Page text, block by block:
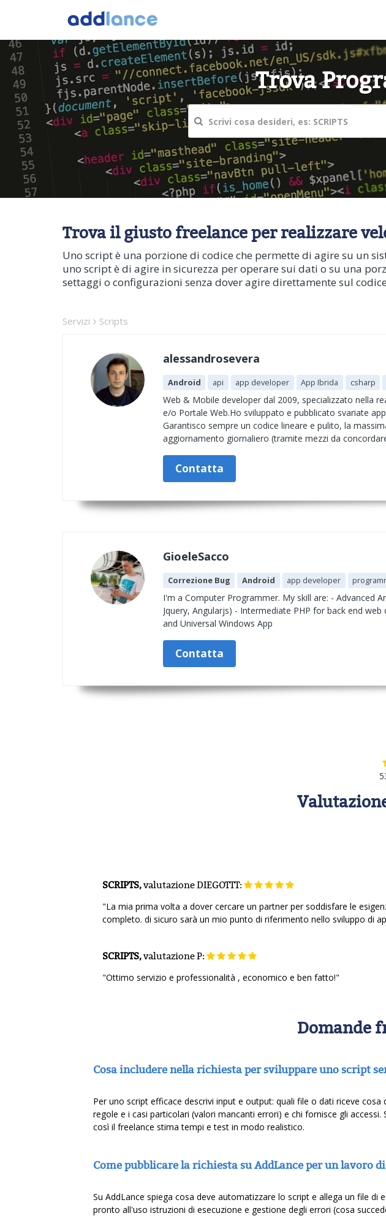
Trova
Trova il giusto freelance per realizzare
Uno script è una porzione di codice che permette di agire su un
uno script è di agire in sicurezza per operare sui dati o su una
settaggi o configurazioni senza dover agire direttamente sul
Servizi Scripts
alessandrosevera
Android api app developer App Ibrida csharp
Web & Mobile developer dal 2009, specializzato nella
e/o Portale Web.Ho sviluppato e pubblicato svariate
Garantisco sempre un codice lineare e pulito, la
aggiornamento giornaliero (tramite mezzi da
Contatta
GioeleSacco
Correzione Bug Android app developer
I'm a Computer Programmer. My skill are: - Advanced
Jquery, Angularjs) - Intermediate PHP for back end
and Universal Windows App
Contatta
SCRIPTS,valutazioneDIEGOTTT:
"La mia prima volta a dover cercare un partner per soddisfare le
completo. di sicuro sarà un mio punto di riferimento nello sviluppo di
SCRIPTS,valutazioneP:
"Ottimo servizio e professionalità , economico e ben fatto!"
Domande
Cosa includere nella richiesta per sviluppare uno script
Per uno script efficace descrivi input e output: quali file o dati riceve
regole e i casi particolari (valori mancanti errori) e chi fornisce gli
così il freelance stima tempi e test in modo realistico.
Come pubblicare la richiesta su AddLance per un lavoro
Su AddLance spiega cosa deve automatizzare lo script e allega un file
pronto all'uso istruzioni di esecuzione e gestione degli errori (cosa